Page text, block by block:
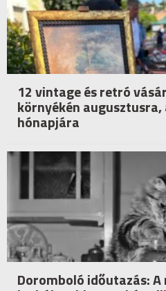
12 vintage és retró
környékén
hónapjára
Doromboló időutazás: